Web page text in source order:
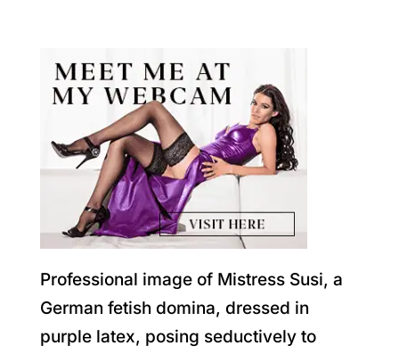
Professional image of Mistress Susi, a
German fetish domina, dressed in
purple latex, posing seductively to